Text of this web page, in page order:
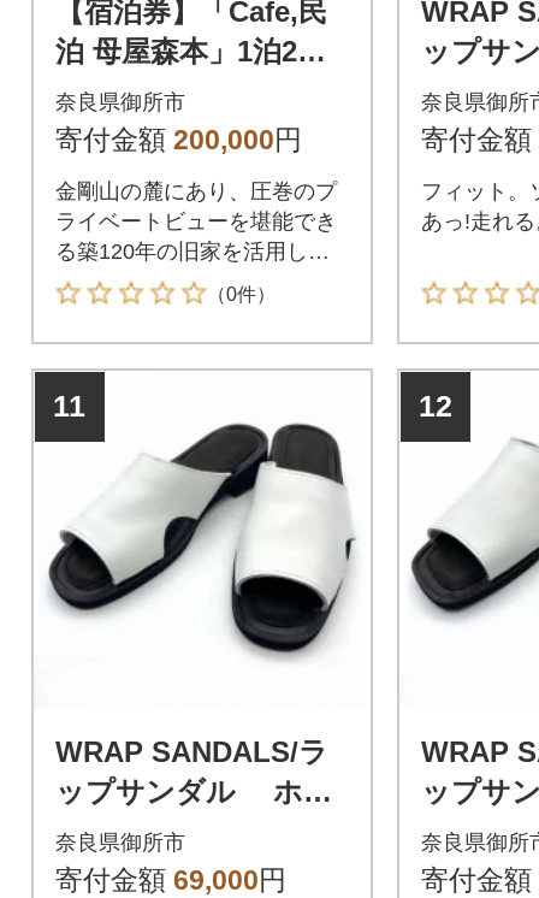
【宿泊券】「Cafe,民
泊 母屋森本」1泊2日1
組限定、夕食・朝食付
き、お土産(農産物)6
奈良県御所市
寄付金額 200,000円
金剛山の麓にあり、圧巻のプ
ライベートビューを堪能でき
る築120年の旧家を活用した
民泊です。
（0件）
WRAP
ップサ
イト×
3.0～
奈良県御所
寄付金額
フィット。
あっ!走れ
11
WRAP SANDALS/ラ
ップサンダル ホワ
イト×ブラック 24(2
4.0～24.5cm)
奈良県御所市
寄付金額 69,000円
12
WRAP
ップサ
イト×
5.0～
奈良県御所
寄付金額